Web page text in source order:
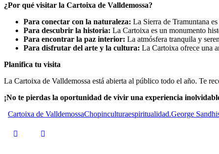
¿Por qué visitar la Cartoixa de Valldemossa?
Para conectar con la naturaleza: La Sierra de Tramuntana
Para descubrir la historia: La Cartoixa es un monumento
Para encontrar la paz interior: La atmósfera tranquila y
Para disfrutar del arte y la cultura: La Cartoixa ofrece una
Planifica tu visita
La Cartoixa de Valldemossa está abierta al público todo el año. Te
¡No te pierdas la oportunidad de vivir una experiencia
Cartoixa de ValldemossaChopinculturaespiritualidad.George Sand